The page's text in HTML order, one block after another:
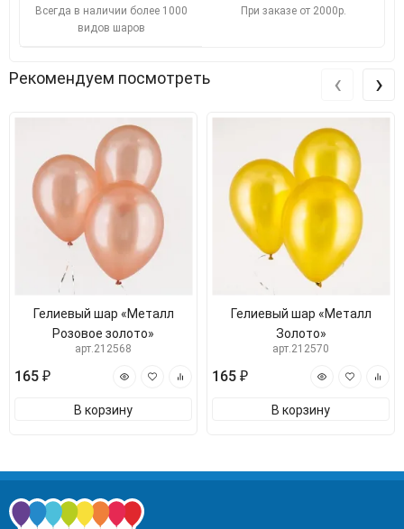
Всегда в наличии более 1000
видов шаров
При заказе от 2000р.
Рекомендуем посмотреть
Гелиевый шар «Металл
Розовое золото»
арт.212568
165 ₽
В корзину
Гелиевый шар «Металл
Золото»
арт.212570
165 ₽
В корзину
‹ ›